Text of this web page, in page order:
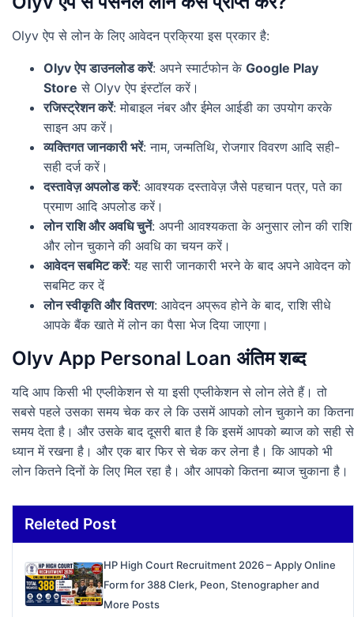
Olyv ऐप से लोन के लिए आवेदन प्रक्रिया इस प्रकार है:
Olyv ऐप डाउनलोड करें: अपने स्मार्टफोन के Google Play
Store से Olyv ऐप इंस्टॉल करें।
रजिस्ट्रेशन करें: मोबाइल नंबर और ईमेल आईडी का उपयोग करके
साइन अप करें।
व्यक्तिगत जानकारी भरें: नाम, जन्मतिथि, रोजगार विवरण आदि सही-
सही दर्ज करें।
दस्तावेज़ अपलोड करें: आवश्यक दस्तावेज़ जैसे पहचान पत्र, पते का
प्रमाण आदि अपलोड करें।
लोन राशि और अवधि चुनें: अपनी आवश्यकता के अनुसार लोन की राशि
और लोन चुकाने की अवधि का चयन करें।
आवेदन सबमिट करें: यह सारी जानकारी भरने के बाद अपने आवेदन को
सबमिट कर दें
लोन स्वीकृति और वितरण: आवेदन अप्रूव होने के बाद, राशि सीधे
आपके बैंक खाते में लोन का पैसा भेज दिया जाएगा।
Olyv App Personal Loan अंतिम शब्द
यदि आप किसी भी एप्लीकेशन से या इसी एप्लीकेशन से लोन लेते हैं। तो
सबसे पहले उसका समय चेक कर ले कि उसमें आपको लोन चुकाने का कितना
समय देता है। और उसके बाद दूसरी बात है कि इसमें आपको ब्याज को सही से
ध्यान में रखना है। और एक बार फिर से चेक कर लेना है। कि आपको भी
लोन कितने दिनों के लिए मिल रहा है। और आपको कितना ब्याज चुकाना है।
Releted Post
HP High Court Recruitment 2026 – Apply Online
Form for 388 Clerk, Peon, Stenographer and
More Posts